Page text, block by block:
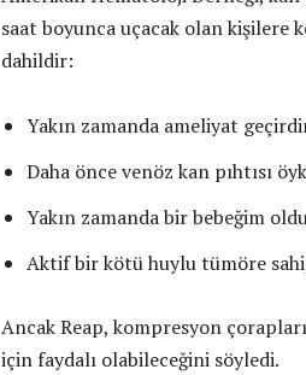
saat boyunca uçacak olan kişilere
dahildir:
Yakın zamanda ameliyat
Daha önce venöz kan pıhtısı
Yakın zamanda bir bebeğim
Aktif bir kötü huylu tümöre
Ancak Reap, kompresyon
için faydalı olabileceğini söyledi.